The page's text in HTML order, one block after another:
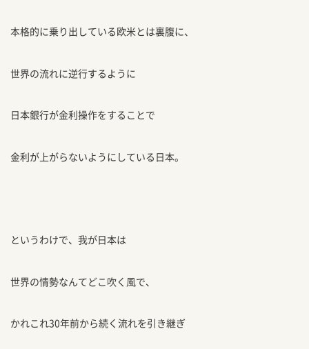
本格的に乗り出している欧米とは裏腹に、
世界の流れに逆行するように
日本銀行が金利操作をすることで
金利が上がらないようにしている日本。
というわけで、我が日本は
世界の情勢なんてどこ吹く風で、
かれこれ30年前から続く流れを引き継ぎ